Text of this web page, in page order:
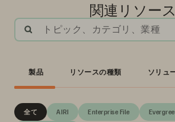
関連リソース
トピック、カテゴリ、業種
製品 リソースの種類 ソリュ
全て AIRI Enterprise File